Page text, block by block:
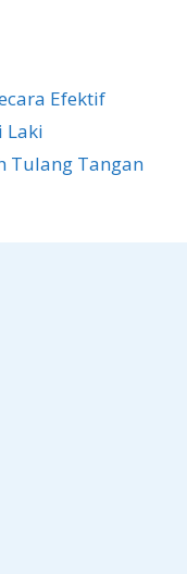
Efektif
Laki
Tulang Tangan